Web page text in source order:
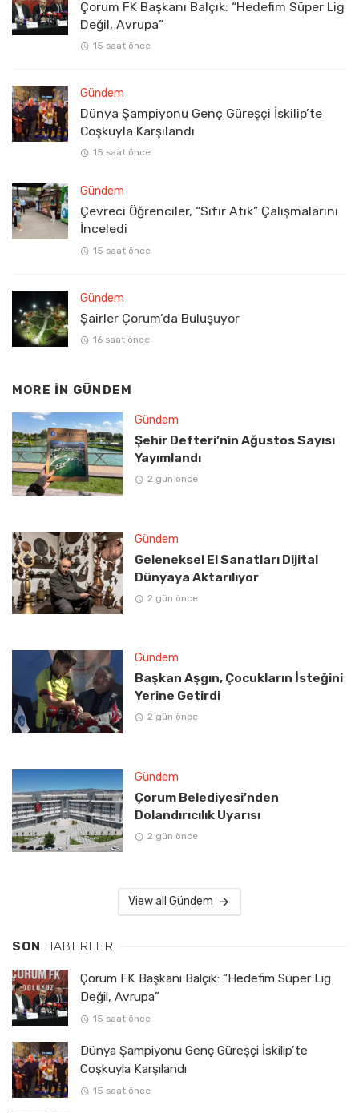
Çorum FK Başkanı Balçık: “Hedefim Süper Lig
Değil, Avrupa”
15 saat önce
Gündem
Dünya Şampiyonu Genç Güreşçi İskilip’te
Coşkuyla Karşılandı
15 saat önce
Gündem
Çevreci Öğrenciler, “Sıfır Atık” Çalışmalarını
İnceledi
15 saat önce
Gündem
Şairler Çorum’da Buluşuyor
16 saat önce
MORE IN GÜNDEM
Gündem
Şehir Defteri’nin Ağustos Sayısı
Yayımlandı
2 gün önce
Gündem
Geleneksel El Sanatları Dijital
Dünyaya Aktarılıyor
2 gün önce
Gündem
Başkan Aşgın, Çocukların İsteğini
Yerine Getirdi
2 gün önce
Gündem
Çorum Belediyesi’nden
Dolandırıcılık Uyarısı
2 gün önce
View all Gündem
SON HABERLER
Çorum FK Başkanı Balçık: “Hedefim Süper Lig
Değil, Avrupa”
15 saat önce
Dünya Şampiyonu Genç Güreşçi İskilip’te
Coşkuyla Karşılandı
15 saat önce